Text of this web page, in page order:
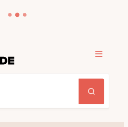
Zoeken
Menu